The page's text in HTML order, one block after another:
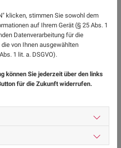
die einen
in Erwägung ziehen, nicht
ein Angebot zur
soll die Beratung für
bevormunden. Während
und soziale Konflikte
finanzielle Hilfen.
klicken, stimmen Sie sowohl dem
auf Ihrem Gerät (§ 25 Abs. 1
Datenverarbeitung für die
von Ihnen ausgewählten
1 lit. a. DSGVO).
können Sie jederzeit über den links
für die Zukunft widerrufen.